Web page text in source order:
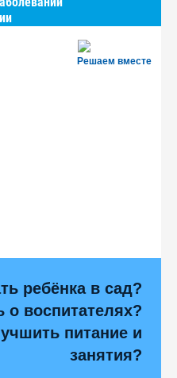
Решаем вместе
ребёнка в сад?
о воспитателях?
питание и
занятия?